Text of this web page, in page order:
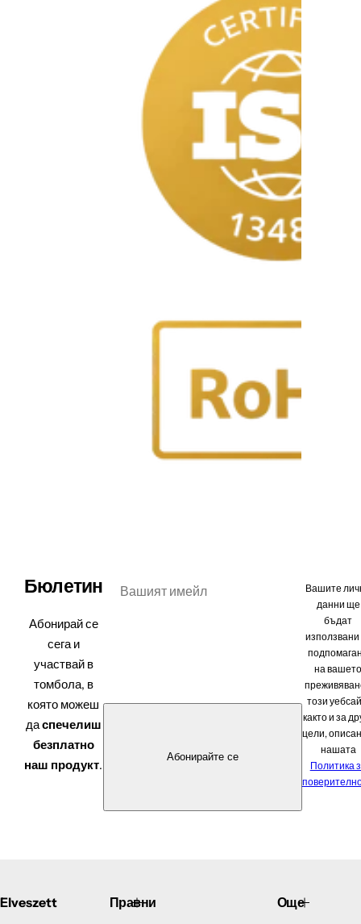
Бюлетин
Абонирай се
сега и
участвай в
томбола, в
която можеш
даспечелиш
безплатно
наш продукт.
Абонирайте се
Вашите
данни ще
бъдат
използвани
на
този
както и за
цели,
нашата
Политика
Elveszett Правни Още